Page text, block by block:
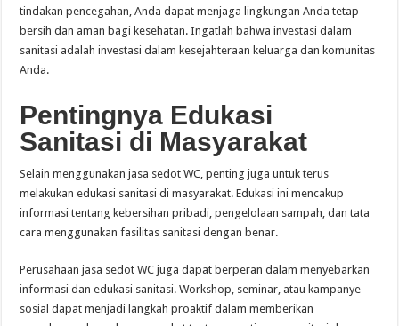
tindakan pencegahan, Anda dapat menjaga lingkungan Anda tetap
bersih dan aman bagi kesehatan. Ingatlah bahwa investasi dalam
sanitasi adalah investasi dalam kesejahteraan keluarga dan komunitas
Anda.
Pentingnya Edukasi
Sanitasi di Masyarakat
Selain menggunakan jasa sedot WC, penting juga untuk terus
melakukan edukasi sanitasi di masyarakat. Edukasi ini mencakup
informasi tentang kebersihan pribadi, pengelolaan sampah, dan tata
cara menggunakan fasilitas sanitasi dengan benar.
Perusahaan jasa sedot WC juga dapat berperan dalam menyebarkan
informasi dan edukasi sanitasi. Workshop, seminar, atau kampanye
sosial dapat menjadi langkah proaktif dalam memberikan